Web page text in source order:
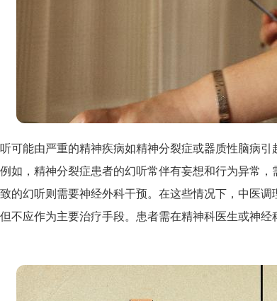
可能由严重的精神疾病如精神分裂症或器质性脑病
如，精神分裂症患者的幻听常伴有妄想和行为异常
的幻听则需要神经外科干预。在这些情况下，中医
不应作为主要治疗手段。患者需在精神科医生或神